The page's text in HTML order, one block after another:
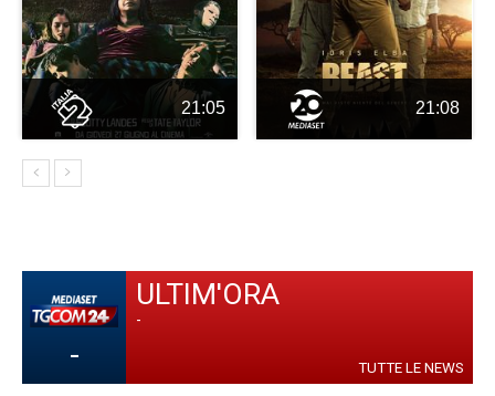
21:05 21:08
-
ULTIM'ORA
-
TUTTE LE NEWS